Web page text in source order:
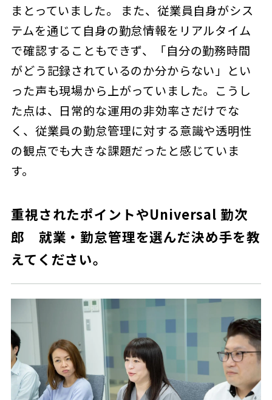
まとっていました。 また、従業員自身がシス
テムを通じて自身の勤怠情報をリアルタイム
で確認することもできず、「自分の勤務時間
がどう記録されているのか分からない」とい
った声も現場から上がっていました。こうし
た点は、日常的な運用の非効率さだけでな
く、従業員の勤怠管理に対する意識や透明性
の観点でも大きな課題だったと感じていま
す。
重視されたポイントやUniversal 勤次
郎 就業・勤怠管理を選んだ決め手を教
えてください。